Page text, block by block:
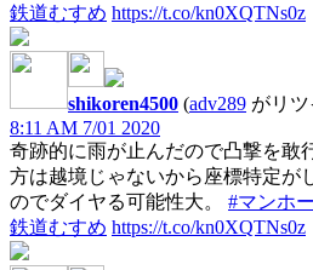
鉄道むすめ https://t.co/kn0XQTNs0z
shikoren4500 (adv289 がリ
8:11 AM 7/01 2020
奇跡的に雨が止んだので凸撃を敢
方は越境じゃないから座標特定が
のでダイヤる可能性大。 #マンホ
鉄道むすめ https://t.co/kn0XQTNs0z